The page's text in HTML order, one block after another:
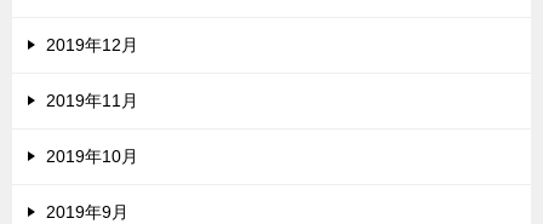
2019年12月
2019年11月
2019年10月
2019年9月